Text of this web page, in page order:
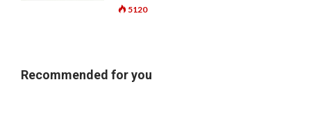
5120
Recommended for you